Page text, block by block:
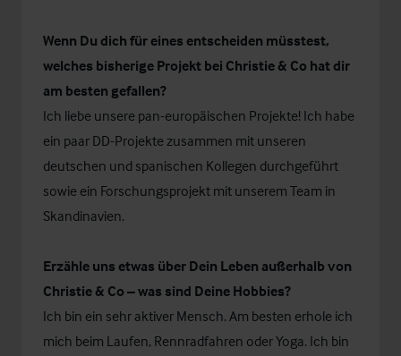
Wenn Du dich für eines entscheiden müsstest,
welches bisherige Projekt bei Christie & Co hat dir
am besten gefallen?
Ich liebe unsere pan-europäischen Projekte! Ich habe
ein paar DD-Projekte zusammen mit unseren
deutschen und spanischen Kollegen durchgeführt
sowie ein Forschungsprojekt mit unserem Team in
Skandinavien.
Erzähle uns etwas über Dein Leben außerhalb von
Christie & Co – was sind Deine Hobbies?
Ich bin ein sehr aktiver Mensch. Am besten erhole ich
mich beim Laufen, Rennradfahren oder Yoga. Ich bin